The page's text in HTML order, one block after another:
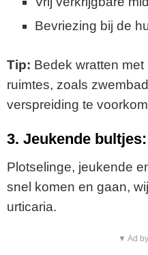
Bevriezing bij de
Tip: Bedek wratten
ruimtes, zoals
verspreiding te
3. Jeukende
Plotselinge, jeukende
snel komen en gaan,
urticaria.
▼ Ad